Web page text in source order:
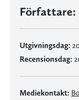
Författare:
Utgivningsdag:
Recensionsdag:
Mediekontakt: